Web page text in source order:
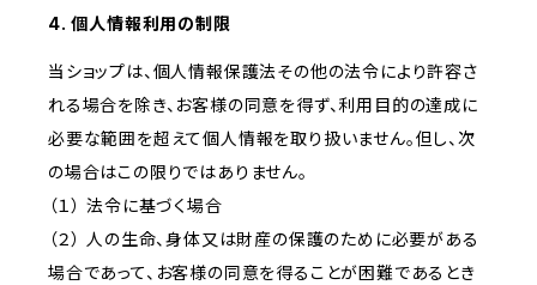
4. 個人情報利用の制限
当ショップは、個人情報保護法その他の法令により許容さ
れる場合を除き、お客様の同意を得ず、利用目的の達成に
必要な範囲を超えて個人情報を取り扱いません。但し、次
の場合はこの限りではありません。
（１） 法令に基づく場合
（２） 人の生命、身体又は財産の保護のために必要がある
場合であって、お客様の同意を得ることが困難であるとき